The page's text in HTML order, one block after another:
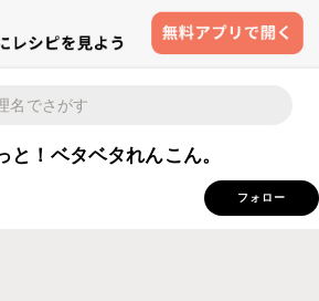
と！ベタベタれんこん。
フォロー